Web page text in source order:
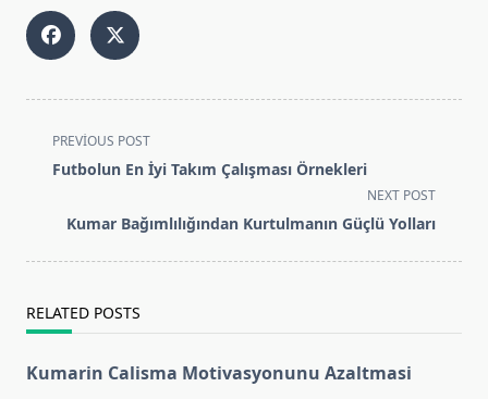
<span
class="nav-
screen-
text">Page</span>
PREVIOUS POST
Futbolun En İyi Takım Çalışması Örnekleri
NEXT POST
Kumar Bağımlılığından Kurtulmanın Güçlü Yolları
RELATED POSTS
Kumarin Calisma Motivasyonunu Azaltmasi